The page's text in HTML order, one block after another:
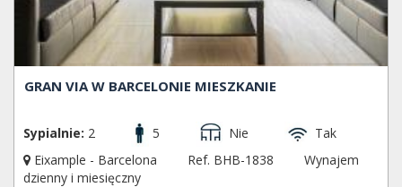
GRAN VIA W BARCELONIE MIESZKANIE
Sypialnie: 2 5 Nie
Tak
Eixample - Barcelona
Ref. BHB-1838
Wynajem
dzienny i miesięczny